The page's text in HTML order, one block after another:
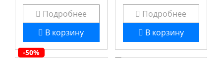
Подробнее
В корзину
Подробнее
В корзину
-50%